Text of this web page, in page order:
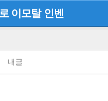
이모탈 인벤
내글